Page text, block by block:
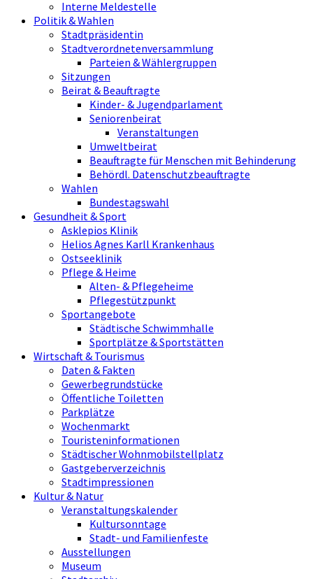
Interne Meldestelle
Politik & Wahlen
Stadtpräsidentin
Stadtverordnetenversammlung
Parteien & Wählergruppen
Sitzungen
Beirat & Beauftragte
Kinder- & Jugendparlament
Seniorenbeirat
Veranstaltungen
Umweltbeirat
Beauftragte für Menschen mit Behinderung
Behördl. Datenschutzbeauftragte
Wahlen
Bundestagswahl
Gesundheit & Sport
Asklepios Klinik
Helios Agnes Karll Krankenhaus
Ostseeklinik
Pflege & Heime
Alten- & Pflegeheime
Pflegestützpunkt
Sportangebote
Städtische Schwimmhalle
Sportplätze & Sportstätten
Wirtschaft & Tourismus
Daten & Fakten
Gewerbegrundstücke
Öffentliche Toiletten
Parkplätze
Wochenmarkt
Touristeninformationen
Städtischer Wohnmobilstellplatz
Gastgeberverzeichnis
Stadtimpressionen
Kultur & Natur
Veranstaltungskalender
Kultursonntage
Stadt- und Familienfeste
Ausstellungen
Museum